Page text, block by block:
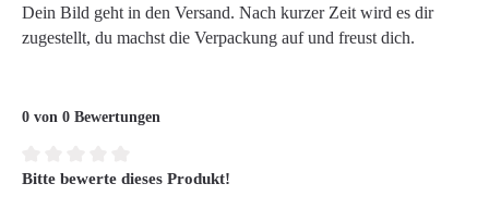
Dein Bild geht in den Versand. Nach kurzer Zeit wird es dir
zugestellt, du machst die Verpackung auf und freust dich.
0 von 0 Bewertungen
Durchschnittliche Bewertung von 0 von 5 Sternen
Bitte bewerte dieses Produkt!